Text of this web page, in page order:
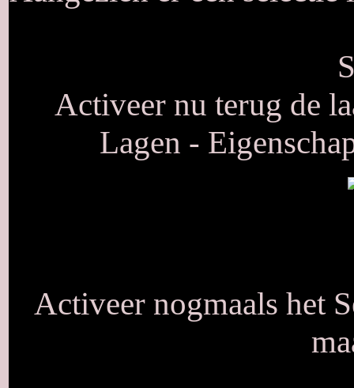
Activeer nu terug de
Lagen -
Activeer nogmaals het